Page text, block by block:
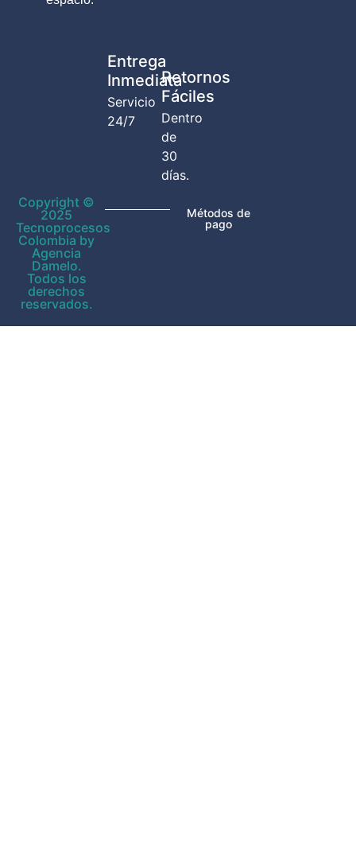
Entrega
Inmediata
Servicio
24/7
Retornos
Fáciles
Dentro
de
30
días.
Copyright ©
2025
Tecnoprocesos
Colombia by
Agencia
Damelo.
Todos los
derechos
reservados.
Métodos de
pago